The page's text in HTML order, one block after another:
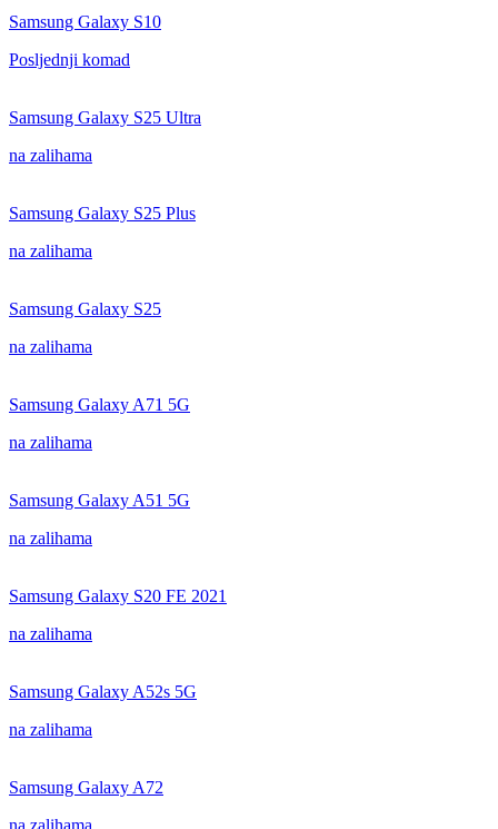
Samsung Galaxy S10
Posljednji komad
Samsung Galaxy S25 Ultra
na zalihama
Samsung Galaxy S25 Plus
na zalihama
Samsung Galaxy S25
na zalihama
Samsung Galaxy A71 5G
na zalihama
Samsung Galaxy A51 5G
na zalihama
Samsung Galaxy S20 FE 2021
na zalihama
Samsung Galaxy A52s 5G
na zalihama
Samsung Galaxy A72
na zalihama